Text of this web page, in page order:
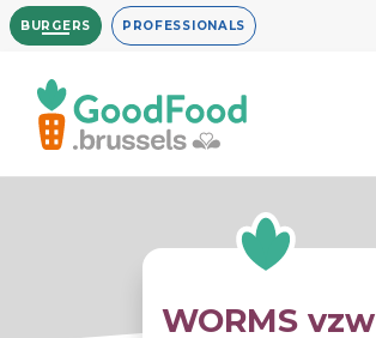
Overslaan
en
inhoud
gaan
BURGERS PROFESSIONALS
WORMS vzw